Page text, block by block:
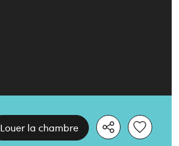
Louer la chambre